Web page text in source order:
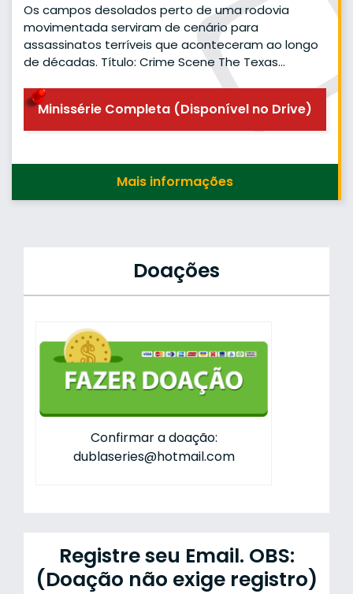
Os campos desolados perto de uma rodovia
movimentada serviram de cenário para
assassinatos terríveis que aconteceram ao longo
de décadas. Título: Crime Scene The Texas…
Minissérie Completa (Disponível no Drive)
Mais informações
Doações
Confirmar a doação:
dublaseries@hotmail.com
Registre seu Email. OBS:
(Doação não exige registro)